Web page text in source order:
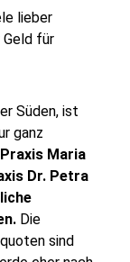
lieber
für
Süden, ist
ganz
Praxis Maria
Dr. Petra
Die
sind